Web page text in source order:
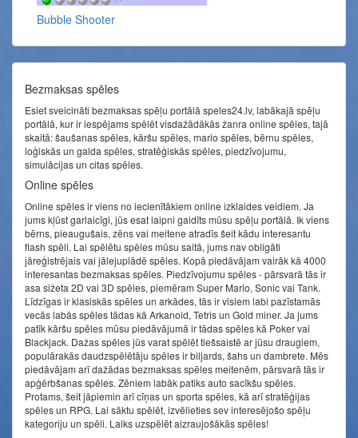
Bubble Shooter
Bezmaksas spēles
Esiet sveicināti bezmaksas spēļu portālā speles24.lv, labākajā spēļu
portālā, kur ir iespējams spēlēt visdažādākās žanra online spēles, tajā
skaitā: šaušanas spēles, kāršu spēles, mario spēles, bērnu spēles,
loģiskās un galda spēles, stratēģiskās spēles, piedzīvojumu,
simulācijas un citas spēles.
Online spēles
Online spēles ir viens no iecienītākiem online izklaides veidiem. Ja
jums kļūst garlaicīgi, jūs esat laipni gaidīts mūsu spēļu portālā. Ik viens
bērns, pieaugušais, zēns vai meitene atradīs šeit kādu interesantu
flash spēli. Lai spēlētu spēles mūsu saitā, jums nav obligāti
jāreģistrējais vai jālejuplādē spēles. Kopā piedāvājam vairāk kā 4000
interesantas bezmaksas spēles. Piedzīvojumu spēles - pārsvarā tās ir
asa sižeta 2D vai 3D spēles, piemēram Super Mario, Sonic vai Tank.
Līdzīgas ir klasiskās spēles un arkādes, tās ir visiem labi pazīstamās
vecās labās spēles tādas kā Arkanoid, Tetris un Gold miner. Ja jums
patīk kāršu spēles mūsu piedāvājumā ir tādas spēles kā Poker vai
Blackjack. Dažas spēles jūs varat spēlēt tiešsaistē ar jūsu draugiem,
populārakās daudzspēlētāju spēles ir biljards, šahs un dambrete. Mēs
piedāvājam arī dažādas bezmaksas spēles meitenēm, pārsvarā tās ir
apģērbšanas spēles. Zēniem labāk patiks auto sacīkšu spēles.
Protams, šeit jāpiemin arī cīņas un sporta spēles, kā arī stratēģijas
spēles un RPG. Lai sāktu spēlēt, izvēlieties sev interesējošo spēļu
kategoriju un spēli. Laiks uzspēlēt aizraujošākās spēles!